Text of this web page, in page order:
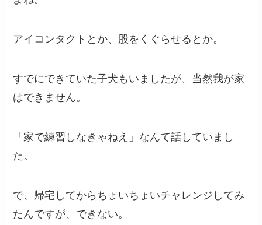
アイコンタクトとか、股をくぐらせるとか。
すでにできていた子犬もいましたが、当然我が家
はできません。
「家で練習しなきゃねえ」なんて話していまし
た。
で、帰宅してからちょいちょいチャレンジしてみ
たんですが、 できない。